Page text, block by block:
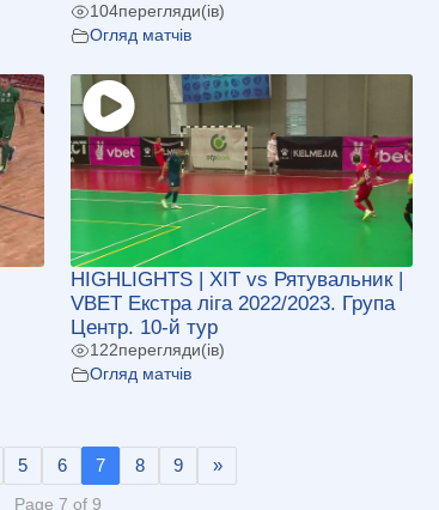
104перегляди(ів)
Огляд матчів
HIGHLIGHTS | ХІТ vs Рятувальник |
VBET Екстра ліга 2022/2023. Група
Центр. 10-й тур
122перегляди(ів)
Огляд матчів
5 6 7 8 9 »
Page 7 of 9